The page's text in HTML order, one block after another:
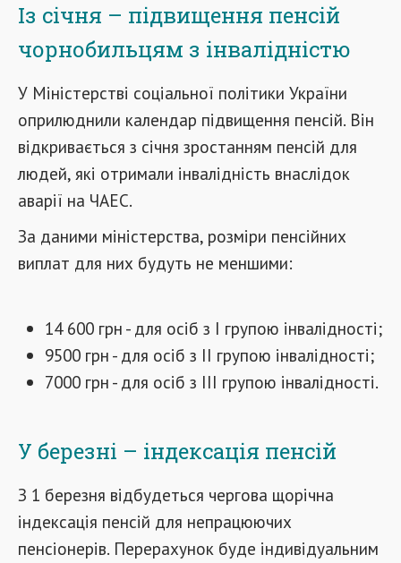
Із січня – підвищення пенсій
чорнобильцям з інвалідністю
У Міністерстві соціальної політики України
оприлюднили календар підвищення пенсій. Він
відкривається з січня зростанням пенсій для
людей, які отримали інвалідність внаслідок
аварії на ЧАЕС.
За даними міністерства, розміри пенсійних
виплат для них будуть не меншими:
14 600 грн - для осіб з І групою інвалідності;
9500 грн - для осіб з ІІ групою інвалідності;
7000 грн - для осіб з ІІІ групою інвалідності.
У березні – індексація пенсій
З 1 березня відбудеться чергова щорічна
індексація пенсій для непрацюючих
пенсіонерів. Перерахунок буде індивідуальним